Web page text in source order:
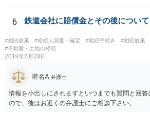
ん。 また，不動産の名義を移転するためには，
名捺印を得る必要があります。 したがって，残
難と思われます。 「ＡＢＣ間の遺産分割協議は未
死亡し，二次相続が発生した」という前提に基づ
要があります。 もちろん，Ｃの立場としては，
人は応じない姿勢を示していることから，実現は
しどころ）としては，譲歩することを甘受しな
れません。
6 鉄道会社に賠償金とその後について
#相続放棄 #相続人調査・確定 #相続手続き #相続放棄
#不動産・土地の相続
2019年6月28日
匿名A 弁護士
情報を小出しにされますといつまでも質問と回
ので、後はお近くの弁護士にご相談下さい。